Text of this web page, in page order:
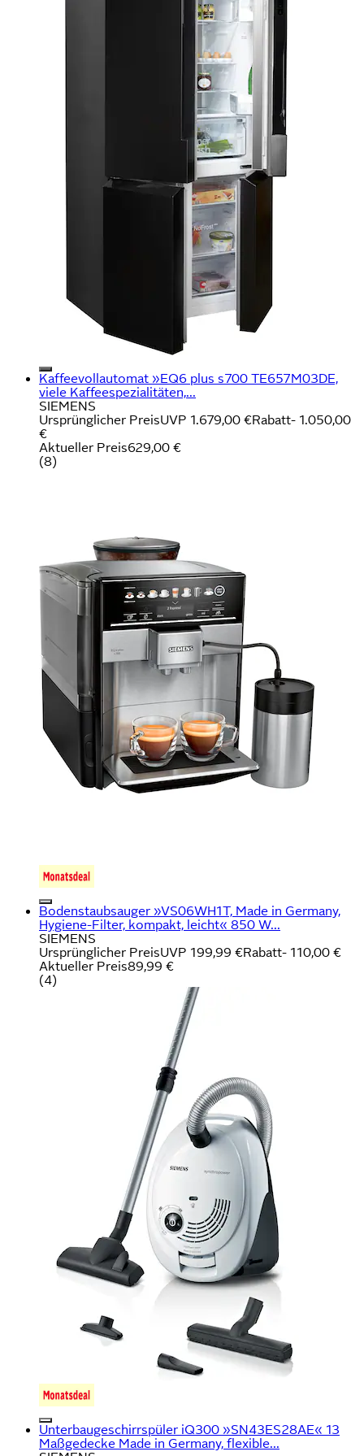
Kaffeevollautomat »EQ6 plus s700 TE657M03DE,
viele Kaffeespezialitäten,...
SIEMENS
Ursprünglicher PreisUVP 1.679,00 €Rabatt- 1.050,00
€
Aktueller Preis629,00 €
(8)
Bodenstaubsauger »VS06WH1T, Made in Germany,
Hygiene-Filter, kompakt, leicht« 850 W...
SIEMENS
Ursprünglicher PreisUVP 199,99 €Rabatt- 110,00 €
Aktueller Preis89,99 €
(4)
Unterbaugeschirrspüler iQ300 »SN43ES28AE« 13
Maßgedecke Made in Germany, flexible...